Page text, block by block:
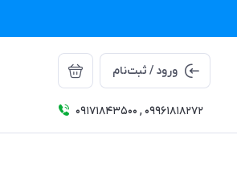
ورود / ثبت‌نام
09171843500 , 09961818272